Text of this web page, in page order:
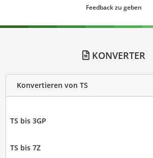
Feedback zu geben
KONVERTER
Konvertieren von TS
TS bis 3GP
TS bis 7Z